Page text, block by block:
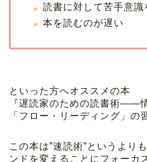
読書に対して苦手意識
本を読むのが遅い
といった方へオススメの本
『遅読家のための読書術――
「フロー・リーディング」の
この本は”速読術”というより
ンドを変えることにフォーカ